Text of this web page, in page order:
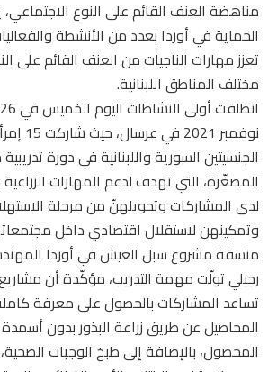
مناهضة العنف القائم على النوع
الحماية في أوردا بعدد من الأنشطة
تعزز مهارات الناجيات من العنف القائم على
مختلف المناطق اللبنانية.
نوفمبر
الجنسيتين السورية واللبنانية في دورة
المصغّرة، التي تهدف لدعم المهارات
لدى المشاركات وتحويلهنّ من مرحلة
وتمكينهن لاستقلال اقتصادي داخل
منسقة مشروع سبل العيش في أوردا المهندسة
رجيلي تولّت مهمة التدريب، مؤكّدة أن
تساعد المشاركات بالحصول على معرفة
المحاصيل عن طريق زراعة البذور بدون
المحصول، بالإضافة إلى طبخ الوجبات